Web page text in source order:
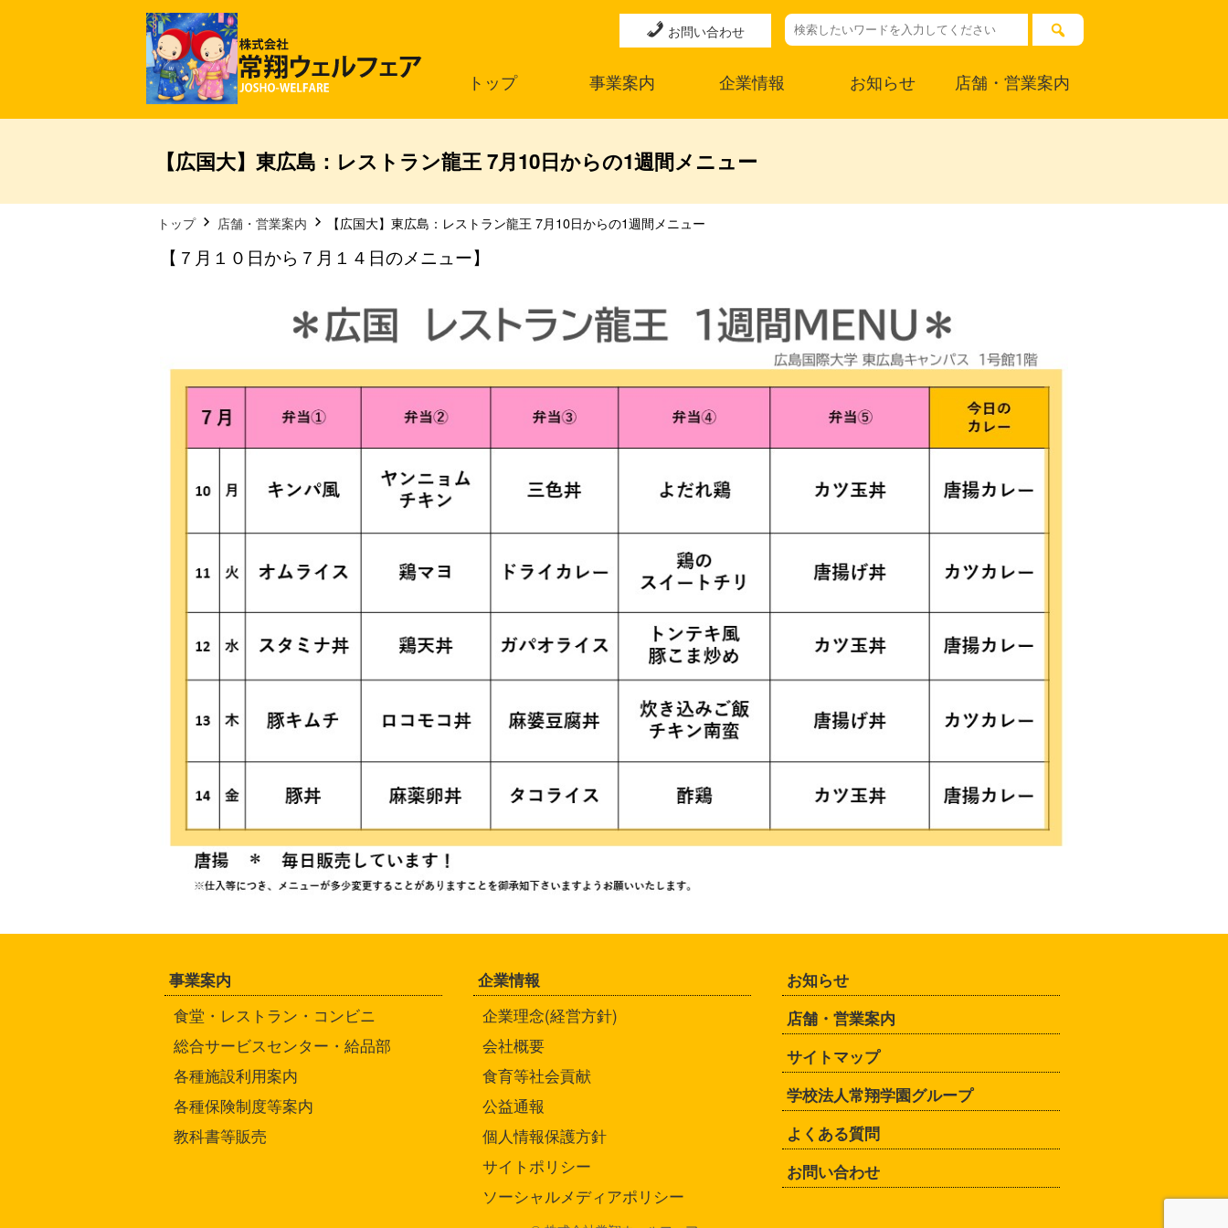
お問い合わせ
トップ 事業案内 企業情報 お知らせ 店舗・営業案内
【広国大】東広島：レストラン龍王 7月10日からの1週間メニュー
トップ 店舗・営業案内 【広国大】東広島：レストラン龍王 7月10日からの1週間メニュー
【７月１０日から７月１４日のメニュー】
事業案内
食堂・レストラン・コンビニ
総合サービスセンター・給品部
各種施設利用案内
各種保険制度等案内
教科書等販売
企業情報
企業理念(経営方針)
会社概要
食育等社会貢献
公益通報
個人情報保護方針
サイトポリシー
ソーシャルメディアポリシー
お知らせ
店舗・営業案内
サイトマップ
学校法人常翔学園グループ
よくある質問
お問い合わせ